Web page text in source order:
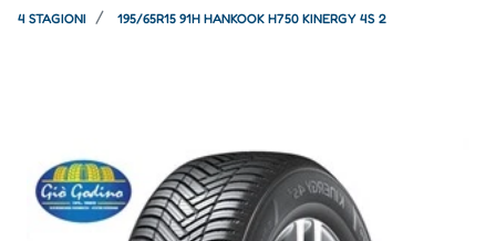
4 STAGIONI 195/65R15 91H HANKOOK H750 KINERGY 4S 2